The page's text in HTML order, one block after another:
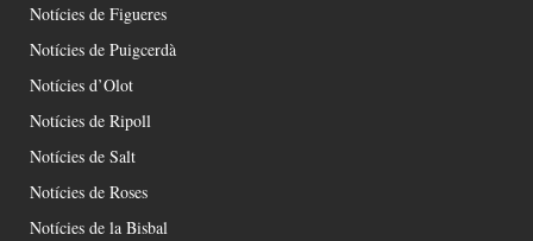
Notícies de Figueres
Notícies de Puigcerdà
Notícies d’Olot
Notícies de Ripoll
Notícies de Salt
Notícies de Roses
Notícies de la Bisbal